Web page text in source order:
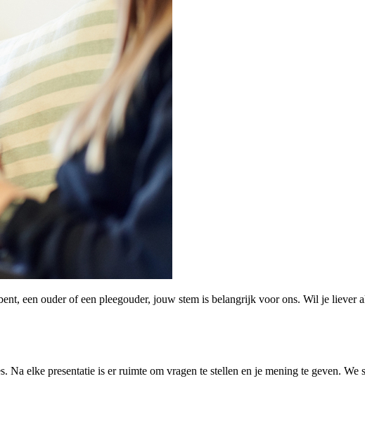
een ouder of een pleegouder, jouw stem is belangrijk voor ons. Wil je liever
elke presentatie is er ruimte om vragen te stellen en je mening te geven. We